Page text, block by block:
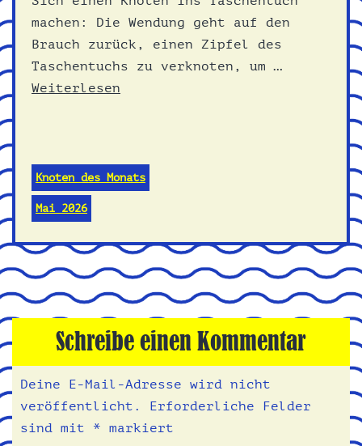
machen: Die Wendung geht auf den
Brauch zurück, einen Zipfel des
Taschentuchs zu verknoten, um …
Weiterlesen
Knoten des Monats
Mai 2026
Schreibe einen Kommentar
Deine E-Mail-Adresse wird nicht
veröffentlicht.
Erforderliche Felder
sind mit * markiert